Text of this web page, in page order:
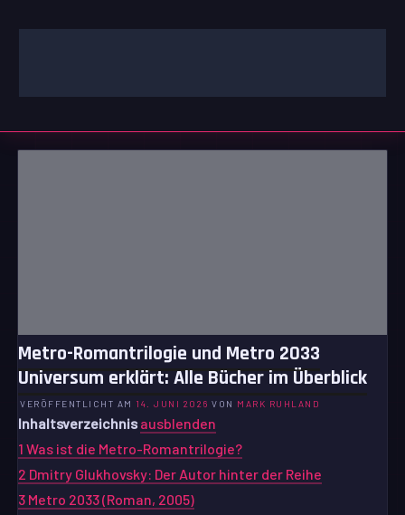
Inhalt
Metro-Romantrilogie und Metro 2033
Universum erklärt: Alle Bücher im Überblick
VERÖFFENTLICHT AM 14. JUNI 2026 VON MARK RUHLAND
Inhaltsverzeichnis ausblenden
1 Was ist die Metro-Romantrilogie?
2 Dmitry Glukhovsky: Der Autor hinter der Reihe
3 Metro 2033 (Roman, 2005)